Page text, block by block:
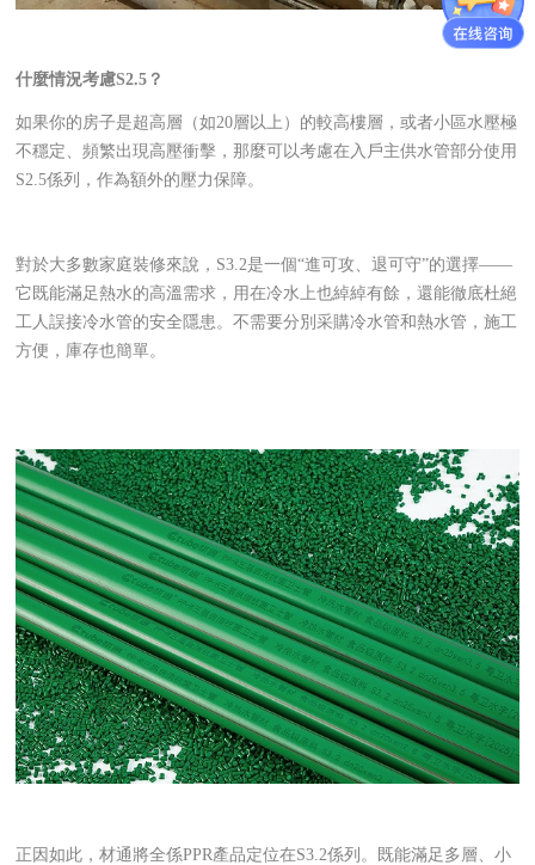
什麼情況考慮S2.5？
如果你的房子是超高層（如20層以上）的較高樓層，或者小區水壓極
不穩定、頻繁出現高壓衝擊，那麼可以考慮在入戶主供水管部分使用
S2.5係列，作為額外的壓力保障。
對於大多數家庭裝修來說，S3.2是一個“進可攻、退可守”的選擇——
它既能滿足熱水的高溫需求，用在冷水上也綽綽有餘，還能徹底杜絕
工人誤接冷水管的安全隱患。不需要分別采購冷水管和熱水管，施工
方便，庫存也簡單。
正因如此，材通將全係PPR產品定位在S3.2係列。既能滿足多層、小